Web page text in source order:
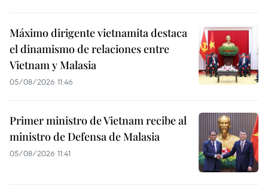
Máximo dirigente vietnamita destaca
el dinamismo de relaciones entre
Vietnam y Malasia
05/08/2026 11:46
Primer ministro de Vietnam recibe al
ministro de Defensa de Malasia
05/08/2026 11:41